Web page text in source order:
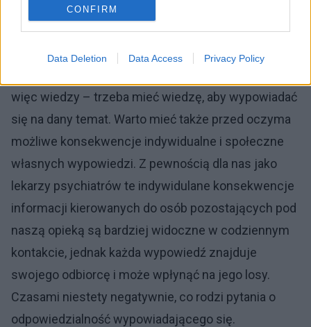
CONFIRM
Data Deletion Data Access Privacy Policy
W tym sensie są to wyłącznie słowa, za którymi nie
kryje się niestety bardziej precyzyjne rozumienie
ich znaczeń. Odwołując się do podstawowej dla
więc wiedzy – trzeba mieć wiedzę, aby wypowiadać
się na dany temat. Warto mieć także przed oczyma
możliwe konsekwencje indywidualne i społeczne
własnych wypowiedzi. Z pewnością dla nas jako
lekarzy psychiatrów te indywidulane konsekwencje
informacji kierowanych do osób pozostających pod
naszą opieką są bardziej widoczne w codziennym
kontakcie, jednak każda wypowiedź znajduje
swojego odbiorcę i może wpłynąć na jego losy.
Czasami niestety negatywnie, co rodzi pytania o
odpowiedzialność wypowiadającego się.